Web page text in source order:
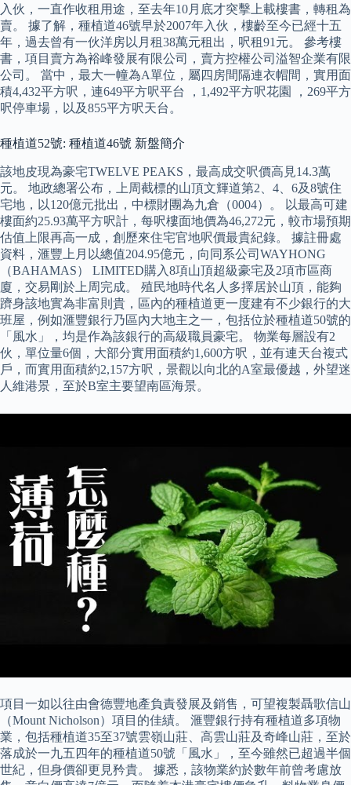
入伙，一直作收租用途，至去年10月底才突擊上載樓書，轉租為
賣。 據了解，種植道46號早於2007年入伙，樓齡至今已經十五
年，過去曾有一伙洋房以月租38萬元租出，呎租91元。 參考樓
書，項目賣方為裕峰發展有限公司，賣方控權公司溢智企業有限
公司。 當中，最大一幢為A單位，屬四房間隔連衣帽間，實用面
積4,432平方呎，連649平方呎平台 ，1,492平方呎花園 ，269平方
呎停車場，以及855平方呎天台。
種植道52號: 種植道46號 新盤簡介
該地皮現為豪宅TWELVE PEAKS，最高成交呎價高見14.3萬
元。 地政總署公布，上周截標的山頂文輝道第2、4、6及8號住
宅地，以120億元批出，中標財團為九倉（0004）。 以最高可建
樓面約25.93萬平方呎計，每呎樓面地價為46,272元，較市場預期
估值上限再高一成，創歷來住宅官地呎價最貴紀錄。 據註冊處
資料，滙豐上月以總值204.95億元，向同系公司WAYHONG
（BAHAMAS） LIMITED購入8項山頂超級豪宅及2項市區商
廈，交易剛於上周完成。 殖民地時代名人多擇居於山頂，能夠
躋身該地實為非富則貴，區內的種植道更一度建有不少銀行的大
班屋，例如滙豐銀行乃區內大地主之一，包括位於種植道50號的
「風水」，均是作為該銀行的高級職員豪宅。 物業每層設有2
伙，單位量6個，大部分實用面積約1,600方呎，並有連天台複式
戶，而實用面積約2,157方呎，景觀以向北的A室最優越，外望迷
人維港景，至於B室主要望南區海景。
項目一如以往由會德豐地產負責發展及銷售，可望複製聶歌信山
（Mount Nicholson）項目的佳績。 滙豐銀行持有種植道多項物
業，包括種植道35至37號雲嶺山莊、高雲山莊及奇峰山莊，至於
落成於一九五四年的種植道50號「風水」，至今雖然已超過半個
世紀，但身價卻更見矜貴。 據悉，該物業約於數年前曾考慮放